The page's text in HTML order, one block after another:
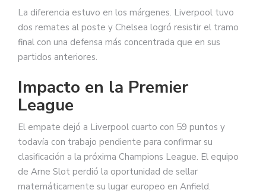
La diferencia estuvo en los márgenes. Liverpool tuvo
dos remates al poste y Chelsea logró resistir el tramo
final con una defensa más concentrada que en sus
partidos anteriores.
Impacto en la Premier
League
El empate dejó a Liverpool cuarto con 59 puntos y
todavía con trabajo pendiente para confirmar su
clasificación a la próxima Champions League. El equipo
de Arne Slot perdió la oportunidad de sellar
matemáticamente su lugar europeo en Anfield.